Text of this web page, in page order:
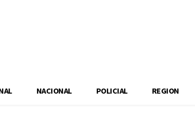
NACIONAL POLICIAL REGION